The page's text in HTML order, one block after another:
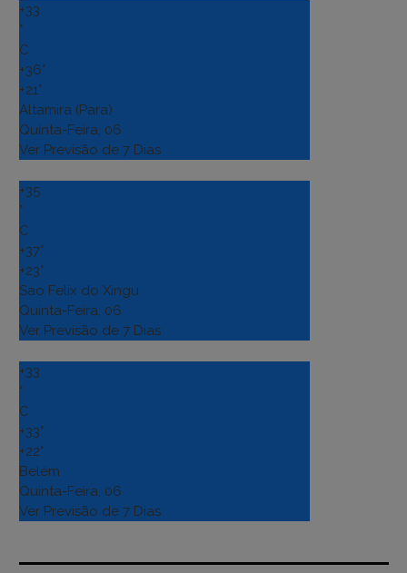
+33
°
C
+36°
+21°
Altamira (Para)
Quinta-Feira, 06
Ver Previsão de 7 Dias
+35
°
C
+37°
+23°
Sao Felix do Xingu
Quinta-Feira, 06
Ver Previsão de 7 Dias
+33
°
C
+33°
+22°
Belém
Quinta-Feira, 06
Ver Previsão de 7 Dias